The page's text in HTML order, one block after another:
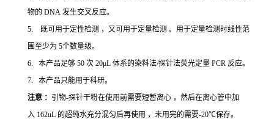
物的 DNA 发生交叉反应。
5. 既可用于定性检测 ，又可用于定量检测 。用于定量检测时线性范
围至少为 5个数量级。
6. 本产品足够 50 次 20μL 体系的染料法/探针法荧光定量 PCR 反应。
7. 本产品只能用于科研。
注意 ： 引物-探针干粉在使用前需要短暂离心 ，然后在离心管中加
入 162uL 的超纯水充分混匀后再使用 ，未用完的需要-20℃保存。